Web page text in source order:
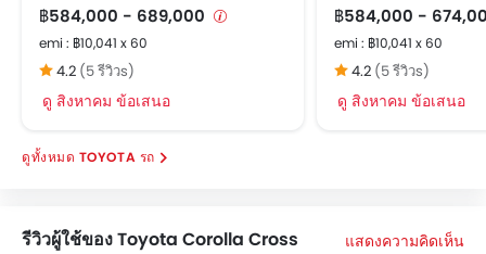
฿584,000 - 689,000
emi : ฿10,041 x 60
4.2 (5 รีวิวs)
ดู สิงหาคม ข้อเสนอ
฿584,000 -
emi : ฿10,041 x 60
4.2 (5 รีวิวs)
ดู สิงหาคม ข้อเสนอ
TOYOTA รถ
รีวิวผู้ใช้ของ Toyota Corolla Cross แสดงความคิดเห็น